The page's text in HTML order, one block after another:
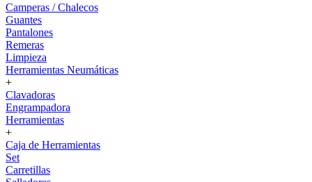
Camperas / Chalecos
Guantes
Pantalones
Remeras
Limpieza
Herramientas Neumáticas
+
Clavadoras
Engrampadora
Herramientas
+
Caja de Herramientas
Set
Carretillas